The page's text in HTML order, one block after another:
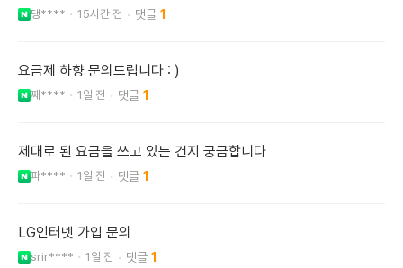
댕**** 15시간 전 1
요금제 하향 문의드립니다 : )
째**** 1일 전 1
제대로 된 요금을 쓰고 있는 건지 궁금합니다
파**** 1일 전 1
LG인터넷 가입 문의
srir**** 1일 전 1